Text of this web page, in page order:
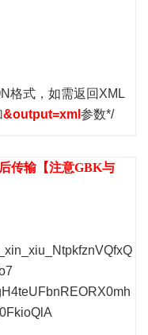
式，如需返回XML
&output=xml 参数*/
传输【注意GBK与